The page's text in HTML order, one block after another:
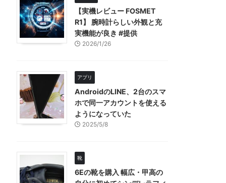
【実機レビュー FOSMET
R1】 腕時計らしい外観と充
実機能が良き #提供
2026/1/26
アプリ
AndroidのLINE、2台のスマ
ホで同一アカウントを使える
ようになっていた
2025/5/8
靴
6Eの靴を購入 幅広・甲高の